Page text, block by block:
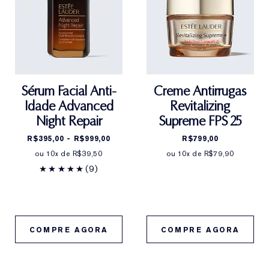
ColágenoA fórmula combina nossos ingredientes
naturais com idem tecnologia de reforço de colágeno,
reacendendo o poder da pele para ajudá-la a se
sentir mais firme, com aparência mais levantada.
TEXTURA SUPREMAMENTE NUTRITIVA
A textura ricamente nutritiva do bálsamo amortece e
conforta a pele delicada ao redor dos olhos. Absorve
rapidamente para criar uma base radiante para
qualquer olhar.
Sérum Facial Anti-
Idade Advanced
Night Repair
R$395,00 - R$999,00
ou 10x de R$39,50
(9)
COMPRE AGORA
Creme Antirrugas
Revitalizing
Supreme FPS 25
R$799,00
ou 10x de R$79,90
COMPRE AGORA